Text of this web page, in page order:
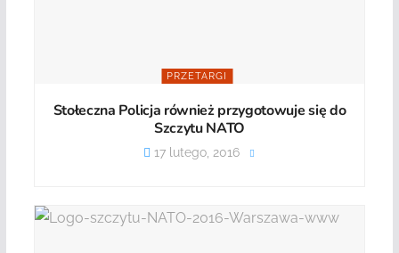
PRZETARGI
Stołeczna Policja również przygotowuje się do
Szczytu NATO
17 lutego, 2016